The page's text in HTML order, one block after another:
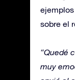
sobre el
“Quedé
muy